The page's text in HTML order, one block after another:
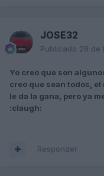
JOSE32
Publicado 28 de
Yo creo que son
creo que sean todos,
le da la gana, pero ya
:claugh:
Responder